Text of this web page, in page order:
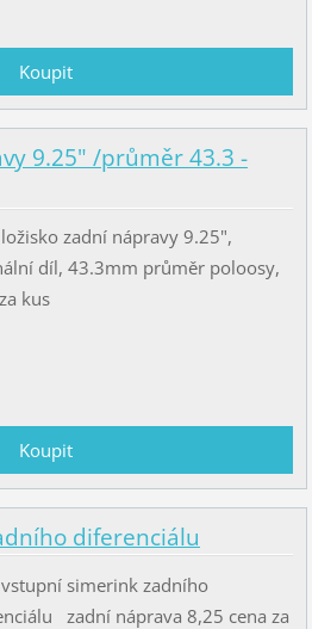
9.25" /průměr 43.3 -
zadní nápravy 9.25",
díl, 43.3mm průměr poloosy,
kus
diferenciálu
simerink zadního
zadní náprava 8,25 cena za